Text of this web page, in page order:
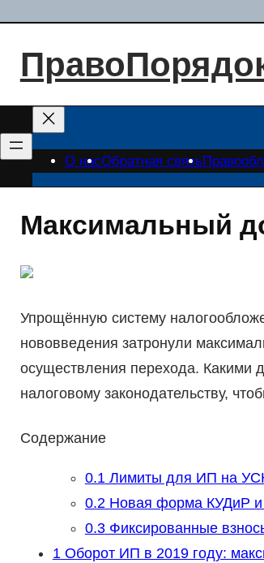
содержимому
О насОбратная связь
Максимальный
Упрощённую систему
нововведения затронули
осуществления перехода. Какими
налоговому законодательству,
Содержание
0.1Лимиты для ИП на
0.2Новая форма КУДиР и
0.3Фиксированные
1Оборот ИП в 2019 году: